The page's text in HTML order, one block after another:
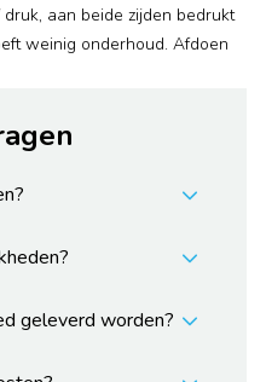
aan beide zijden bedrukt
weinig onderhoud. Afdoen
geleverd worden?